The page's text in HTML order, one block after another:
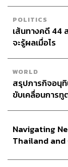
Pokémon
เหล่าโปเกมอน
Scarlet และ
นี้ผู้เล่นจะได้เข้า
เต็มตัว และออ
(Koraidon) ใน
Pokémon Violet
POLITICS
เส้นทางคดี 44
จะรู้ผลเมื่อไร
WORLD
สรุปภารกิจอนุ
ขับเคลื่อนการทู
Navigating
Thailand